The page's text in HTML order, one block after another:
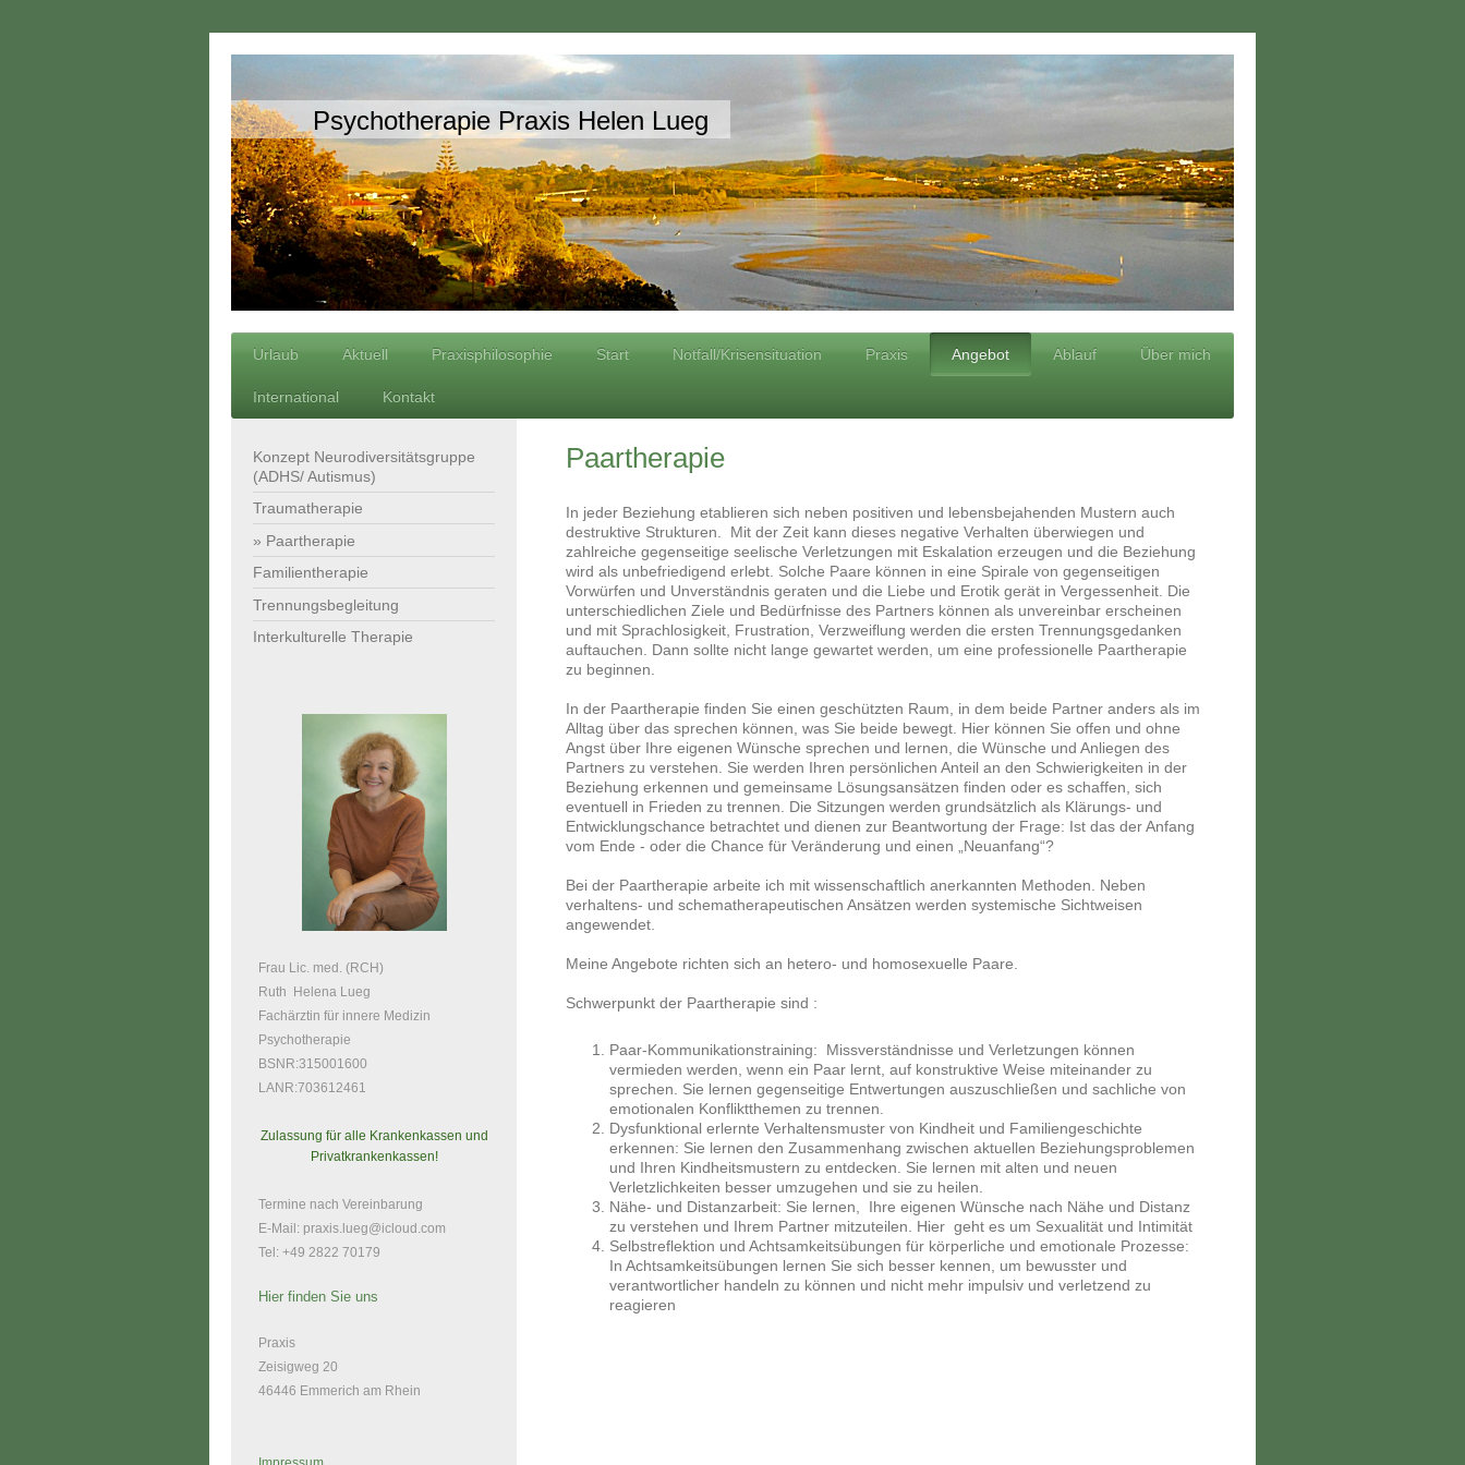
Psychotherapie Praxis Helen Lueg
Urlaub Aktuell Praxisphilosophie Start Notfall/Krisensituation Praxis Angebot Ablauf Über mich
International Kontakt
Paartherapie
In jeder Beziehung etablieren sich neben positiven und lebensbejahenden Mustern auch
destruktive Strukturen. Mit der Zeit kann dieses negative Verhalten überwiegen und
zahlreiche gegenseitige seelische Verletzungen mit Eskalation erzeugen und die Beziehung
wird als unbefriedigend erlebt. Solche Paare können in eine Spirale von gegenseitigen
Vorwürfen und Unverständnis geraten und die Liebe und Erotik gerät in Vergessenheit. Die
unterschiedlichen Ziele und Bedürfnisse des Partners können als unvereinbar erscheinen
und mit Sprachlosigkeit, Frustration, Verzweiflung werden die ersten Trennungsgedanken
auftauchen. Dann sollte nicht lange gewartet werden, um eine professionelle Paartherapie
zu beginnen.
In der Paartherapie finden Sie einen geschützten Raum, in dem beide Partner anders als im
Alltag über das sprechen können, was Sie beide bewegt. Hier können Sie offen und ohne
Angst über Ihre eigenen Wünsche sprechen und lernen, die Wünsche und Anliegen des
Partners zu verstehen. Sie werden Ihren persönlichen Anteil an den Schwierigkeiten in der
Beziehung erkennen und gemeinsame Lösungsansätzen finden oder es schaffen, sich
eventuell in Frieden zu trennen. Die Sitzungen werden grundsätzlich als Klärungs- und
Entwicklungschance betrachtet und dienen zur Beantwortung der Frage: Ist das der Anfang
vom Ende - oder die Chance für Veränderung und einen „Neuanfang“?
Bei der Paartherapie arbeite ich mit wissenschaftlich anerkannten Methoden. Neben
verhaltens- und schematherapeutischen Ansätzen werden systemische Sichtweisen
angewendet.
Meine Angebote richten sich an hetero- und homosexuelle Paare.
Schwerpunkt der Paartherapie sind :
Paar-Kommunikationstraining: Missverständnisse und Verletzungen können
vermieden werden, wenn ein Paar lernt, auf konstruktive Weise miteinander zu
sprechen. Sie lernen gegenseitige Entwertungen auszuschließen und sachliche von
emotionalen Konfliktthemen zu trennen.
Dysfunktional erlernte Verhaltensmuster von Kindheit und Familiengeschichte
erkennen: Sie lernen den Zusammenhang zwischen aktuellen Beziehungsproblemen
und Ihren Kindheitsmustern zu entdecken. Sie lernen mit alten und neuen
Verletzlichkeiten besser umzugehen und sie zu heilen.
Nähe- und Distanzarbeit: Sie lernen, Ihre eigenen Wünsche nach Nähe und Distanz
zu verstehen und Ihrem Partner mitzuteilen. Hier geht es um Sexualität und Intimität
Selbstreflektion und Achtsamkeitsübungen für körperliche und emotionale Prozesse:
In Achtsamkeitsübungen lernen Sie sich besser kennen, um bewusster und
verantwortlicher handeln zu können und nicht mehr impulsiv und verletzend zu
reagieren
Konzept Neurodiversitätsgruppe
(ADHS/ Autismus)
Traumatherapie
Paartherapie
Familientherapie
Trennungsbegleitung
Interkulturelle Therapie
Frau Lic. med. (RCH)
Ruth Helena Lueg
Fachärztin für innere Medizin
Psychotherapie
BSNR:315001600
LANR:703612461
Zulassung für alle Krankenkassen und
Privatkrankenkassen!
Termine nach Vereinbarung
E-Mail: praxis.lueg@icloud.com
Tel: +49 2822 70179
Hier finden Sie uns
Praxis
Zeisigweg 20
46446 Emmerich am Rhein